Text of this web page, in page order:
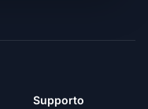
Supporto